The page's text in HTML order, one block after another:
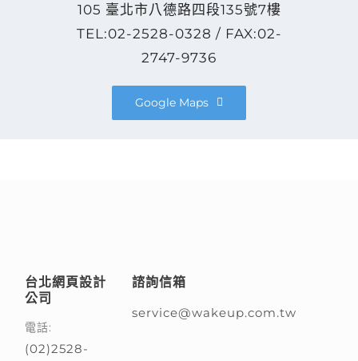
105 臺北市八德路四段135號7樓
TEL:02-2528-0328 / FAX:02-
2747-9736
Google Maps
台北網頁設計
公司
電話:
(02)2528-
諮詢信箱
service@wakeup.com.tw